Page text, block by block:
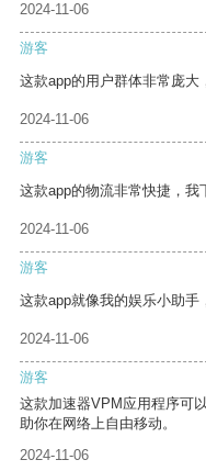
2024-11-06
游客
这款app的用户群体非常庞大
2024-11-06
游客
这款app的物流非常快捷，我
2024-11-06
游客
这款app就像我的娱乐小助手
2024-11-06
游客
这款加速器VPM应用程序可
助你在网络上自由移动。
2024-11-06